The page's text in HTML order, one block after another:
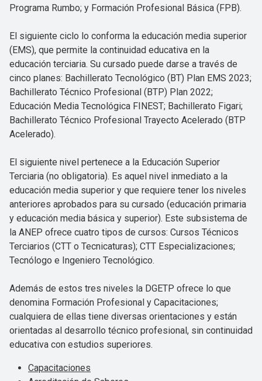
Programa Rumbo; y Formación Profesional Básica (FPB).
El siguiente ciclo lo conforma la educación media superior
(EMS), que permite la continuidad educativa en la
educación terciaria. Su cursado puede darse a través de
cinco planes: Bachillerato Tecnológico (BT) Plan EMS 2023;
Bachillerato Técnico Profesional (BTP) Plan 2022;
Educación Media Tecnológica FINEST; Bachillerato Figari;
Bachillerato Técnico Profesional Trayecto Acelerado (BTP
Acelerado).
El siguiente nivel pertenece a la Educación Superior
Terciaria (no obligatoria). Es aquel nivel inmediato a la
educación media superior y que requiere tener los niveles
anteriores aprobados para su cursado (educación primaria
y educación media básica y superior). Este subsistema de
la ANEP ofrece cuatro tipos de cursos: Cursos Técnicos
Terciarios (CTT o Tecnicaturas); CTT Especializaciones;
Tecnólogo e Ingeniero Tecnológico.
Además de estos tres niveles la DGETP ofrece lo que
denomina Formación Profesional y Capacitaciones;
cualquiera de ellas tiene diversas orientaciones y están
orientadas al desarrollo técnico profesional, sin continuidad
educativa con estudios superiores.
Capacitaciones